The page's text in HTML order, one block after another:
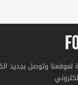
لموقعنا وتوصل بجديد